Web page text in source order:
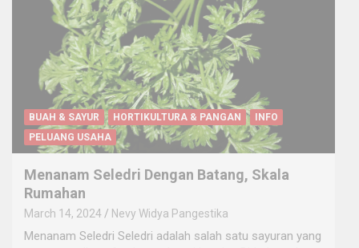
BUAH & SAYUR HORTIKULTURA & PANGAN
INFO
PELUANG USAHA
Menanam Seledri Dengan Batang, Skala
Rumahan
March 14, 2024 Nevy Widya Pangestika
Menanam Seledri Seledri adalah salah satu sayuran yang